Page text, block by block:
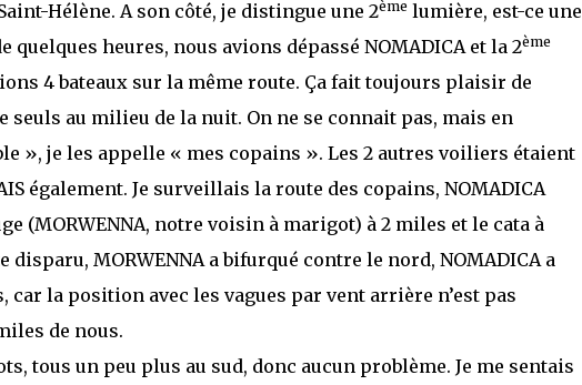
Hélène. A son côté, je distingue une 2ème lumière, est-ce une
quelques heures, nous avions dépassé NOMADICA et la 2ème
4 bateaux sur la même route. Ça fait toujours plaisir de
seuls au milieu de la nuit. On ne se connait pas, mais en
», je les appelle « mes copains ». Les 2 autres voiliers étaient
également. Je surveillais la route des copains, NOMADICA
(MORWENNA, notre voisin à marigot) à 2 miles et le cata à
disparu, MORWENNA a bifurqué contre le nord, NOMADICA a
la position avec les vagues par vent arrière n’est pas
de nous.
tous un peu plus au sud, donc aucun problème. Je me sentais